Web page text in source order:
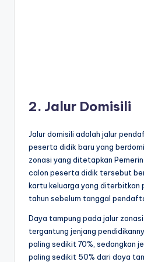
2. Jalur Domisili
Jalur domisili adalah jalur
peserta didik baru yang
zonasi yang ditetapkan
calon peserta didik tersebut
kartu keluarga yang diterbitkan
tahun sebelum tanggal
Daya tampung pada jalur
tergantung jenjang
paling sedikit 70%, sedangkan
paling sedikit 50% dari daya